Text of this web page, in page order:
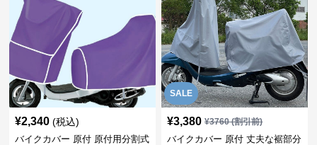
¥2,340 (税込)
バイクカバー 原付 原付用分割式
SALE
¥3,380 ¥3760(割引前)
バイクカバー 原付 丈夫な裾部分